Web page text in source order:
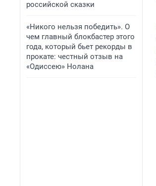
российской сказки
«Никого нельзя победить». О
чем главный блокбастер этого
года, который бьет рекорды в
прокате: честный отзыв на
«Одиссею» Нолана